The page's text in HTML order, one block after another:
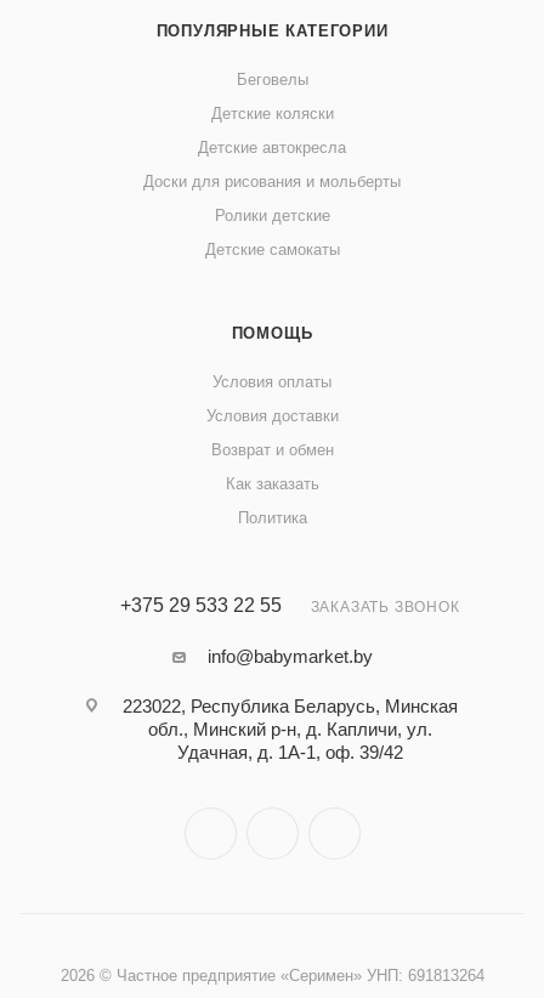
ПОПУЛЯРНЫЕ КАТЕГОРИИ
Беговелы
Детские коляски
Детские автокресла
Доски для рисования и мольберты
Ролики детские
Детские самокаты
ПОМОЩЬ
Условия оплаты
Условия доставки
Возврат и обмен
Как заказать
Политика
+375 29 533 22 55 ЗАКАЗАТЬ ЗВОНОК
info@babymarket.by
223022, Республика Беларусь, Минская
обл., Минский р-н, д. Капличи, ул.
Удачная, д. 1А-1, оф. 39/42
2026 © Частное предприятие «Серимен» УНП: 691813264